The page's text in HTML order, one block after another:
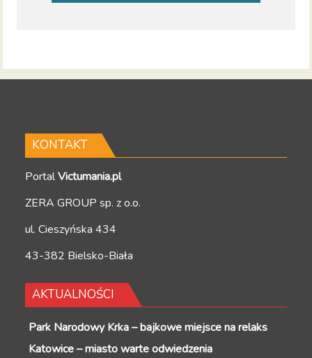
KONTAKT
PortalVictumania.pl
ZERA GROUP sp. z o.o.
ul. Cieszyńska 434
43-382 Bielsko-Biała
AKTUALNOŚCI
Park Narodowy Krka – bajkowe miejsce na relaks
Katowice – miasto warte odwiedzenia